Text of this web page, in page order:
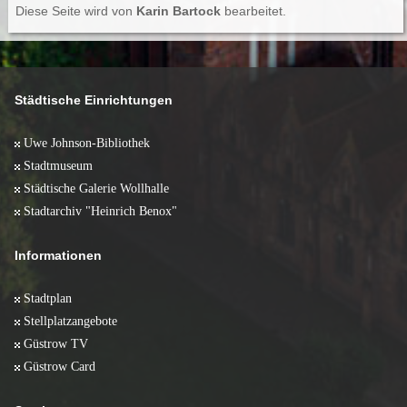
Diese Seite wird von Karin Bartockbearbeitet.
Städtische Einrichtungen
Uwe Johnson-Bibliothek
Stadtmuseum
Städtische Galerie Wollhalle
Stadtarchiv "Heinrich Benox"
Informationen
Stadtplan
Stellplatzangebote
Güstrow TV
Güstrow Card